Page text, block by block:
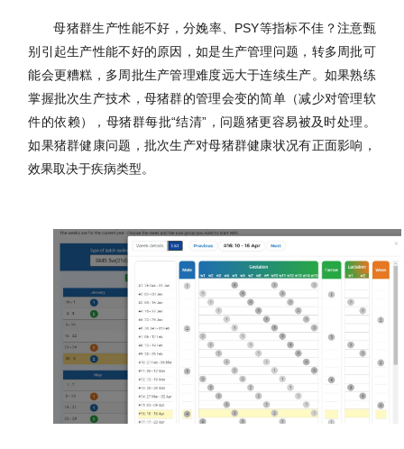
母猪群生产性能不好，分娩率、PSY等指标不佳 ？注意甄
别引起生产性能不好的原因，如是生产管理问题，转多周批可
能会更糟糕，多周批生产管理难度远大于连续生产。如果熟练
掌握批次生产技术，母猪群的管理会变的简单（减少对管理软
件的依赖），母猪群每批“结清”，问题猪更容易被及时处理。
如果猪群健康问题，批次生产对母猪群健康状况有正面影响，
效果取决于疾病类型。